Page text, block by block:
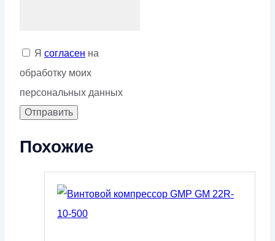
Я согласен на
обработку моих
персональных данных
Похожие